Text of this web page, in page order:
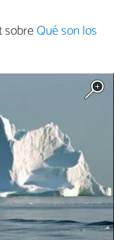
sobreQué son los